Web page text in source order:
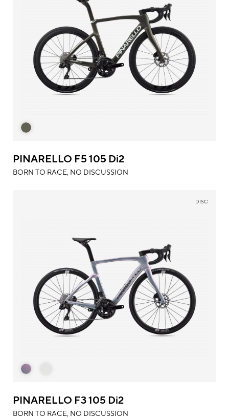
PINARELLO F5 105 Di2
BORN TO RACE, NO DISCUSSION
DISC
PINARELLO F3 105 Di2
BORN TO RACE, NO DISCUSSION